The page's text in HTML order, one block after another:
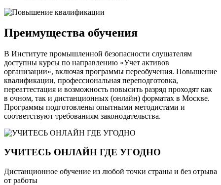
Преимущества обучения
В Институте промышленной безопасности слушателям
доступны курсы по направлению «Учет активов
организации», включая программы переобучения. Повышение
квалификации, профессиональная переподготовка,
переаттестация и возможность повысить разряд проходят как
в очном, так и дистанционных (онлайн) форматах в Москве.
Программы подготовлены опытными методистами и
соответствуют требованиям законодательства.
УЧИТЕСЬ ОНЛАЙН ГДЕ УГОДНО
Дистанционное обучение из любой точки страны и без отрыва
от работы